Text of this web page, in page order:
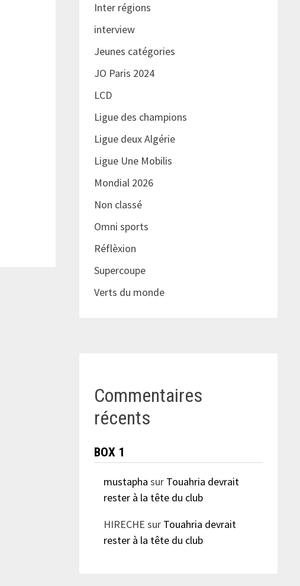
Inter régions
interview
Jeunes catégories
JO Paris 2024
LCD
Ligue des champions
Ligue deux Algérie
Ligue Une Mobilis
Mondial 2026
Non classé
Omni sports
Réflèxion
Supercoupe
Verts du monde
Commentaires
récents
BOX 1
mustapha sur Touahria devrait
rester à la tête du club
HIRECHE sur Touahria devrait
rester à la tête du club